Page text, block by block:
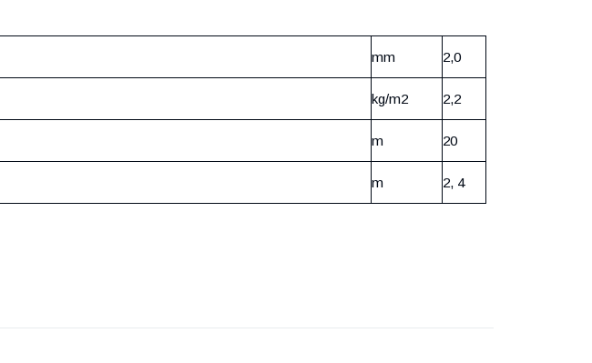
mm 2,0
kg/m2 2,2
m 20
m 2, 4